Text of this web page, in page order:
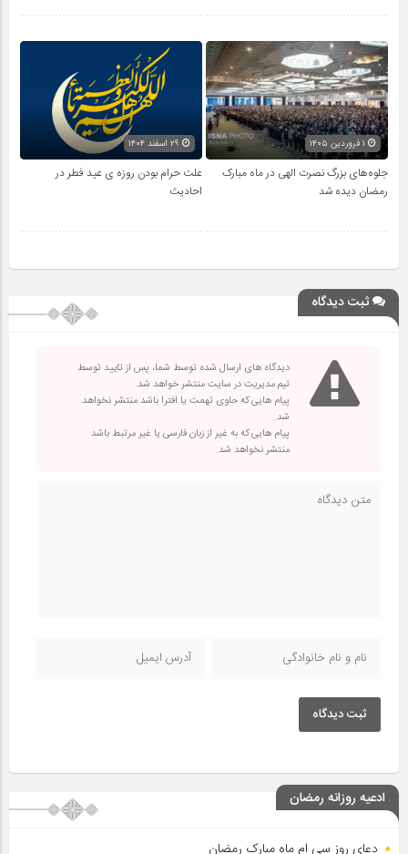
جلوه‌های بزرگ نصرت الهی در ماه مبارک
رمضان دیده شد
علت حرام بودن روزه ی عید فطر در
احادیث
ثبت دیدگاه
دیدگاه های ارسال شده توسط شما، پس از تایید توسط
تیم مدیریت در سایت منتشر خواهد شد.
پیام هایی که حاوی تهمت یا افترا باشد منتشر نخواهد
شد.
پیام هایی که به غیر از زبان فارسی یا غیر مرتبط باشد
منتشر نخواهد شد.
ثبت دیدگاه
ادعیه روزانه رمضان
دعای روز سی ام ماه مبارک رمضان